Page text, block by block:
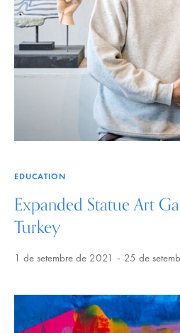
EDUCATION
Expanded Statue Art
Turkey
1 de setembre de 2021 25 de